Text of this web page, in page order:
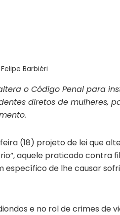
Barbiéri
o Código Penal para
diretos de mulheres,
(18) projeto de lei que
aquele praticado contra
de lhe causar
e no rol de crimes de